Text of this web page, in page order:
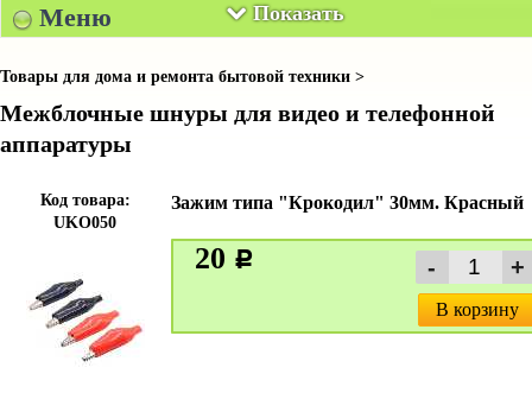
Показать
Меню
Товары для дома и ремонта бытовой техники >
Межблочные шнуры для видео и телефонной
аппаратуры
Код товара:
UKO050
Зажим типа "Крокодил" 30мм. Красный
20 c
В корзину